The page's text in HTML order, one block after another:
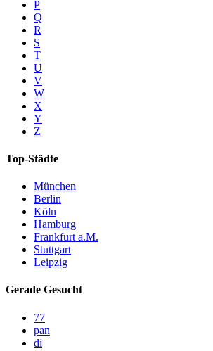
P
Q
R
S
T
U
V
W
X
Y
Z
Top-Städte
München
Berlin
Köln
Hamburg
Frankfurt a.M.
Stuttgart
Leipzig
Gerade Gesucht
77
pan
di